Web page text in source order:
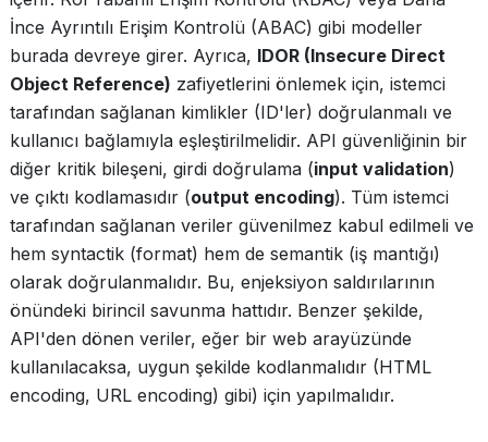
İnce Ayrıntılı Erişim Kontrolü (ABAC) gibi modeller
burada devreye girer. Ayrıca, IDOR (Insecure Direct
Object Reference) zafiyetlerini önlemek için, istemci
tarafından sağlanan kimlikler (ID'ler) doğrulanmalı ve
kullanıcı bağlamıyla eşleştirilmelidir. API güvenliğinin bir
diğer kritik bileşeni, girdi doğrulama (input validation)
ve çıktı kodlamasıdır (output encoding). Tüm istemci
tarafından sağlanan veriler güvenilmez kabul edilmeli ve
hem syntactik (format) hem de semantik (iş mantığı)
olarak doğrulanmalıdır. Bu, enjeksiyon saldırılarının
önündeki birincil savunma hattıdır. Benzer şekilde,
API'den dönen veriler, eğer bir web arayüzünde
kullanılacaksa, uygun şekilde kodlanmalıdır (HTML
encoding, URL encoding) gibi) için yapılmalıdır.